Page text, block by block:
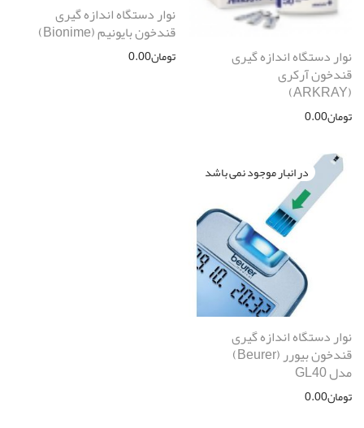
نوار دستگاه اندازه گیری
قندخون آرکری
(ARKRAY)
تومان0.00
نوار دستگاه اندازه گیری
قندخون بایونیم (Bionime)
تومان0.00
نوار دستگاه اندازه گیری
قندخون بیورر (Beurer)
مدل GL40
تومان0.00